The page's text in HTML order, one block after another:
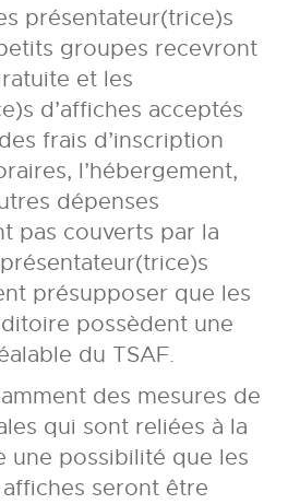
présentateur(trice)s
groupes recevront
et les
d’affiches acceptés
frais d’inscription
l’hébergement,
dépenses
pas couverts par la
présupposer que les
possèdent une
du TSAF.
des mesures de
qui sont reliées à la
une possibilité que les
seront être